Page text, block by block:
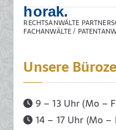
0
2
horak.
RECHTSANWÄLTE
FACHANWÄLTE /
Unsere
9 – 13 Uhr (Mo –
14 – 17 Uhr (Mo –